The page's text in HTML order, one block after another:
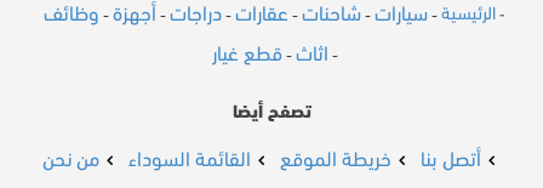
- الرئيسية - سيارات - شاحنات - عقارات - دراجات - أجهزة - وظائف
- اثاث -قطع غيار
تصفح أيضا
أتصل بنا خريطة الموقع القائمة السوداء
من نحن